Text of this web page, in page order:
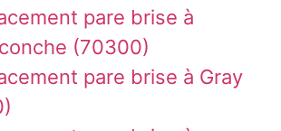
pare brise à
(70300)
pare brise à Gray